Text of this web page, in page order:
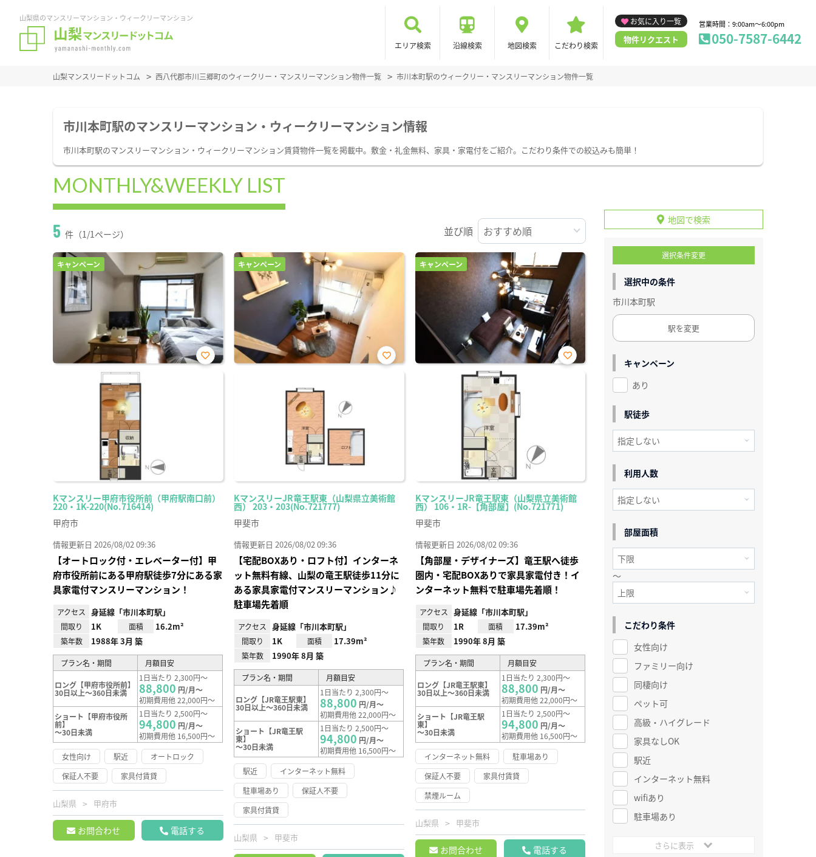
山梨県のマンスリーマンション・ウィークリーマンション
エリア検索 沿線検索 地図検索 こだわり検索
お気に入り一覧
物件リクエスト
営業時間：9:00am～6:00pm
050-7587-6442
山梨マンスリードットコム 西八代郡市川三郷町のウィークリー・マンスリーマンション物件一覧 市川本町駅のウィークリー・マンスリーマンション物件一覧
市川本町駅のマンスリーマンション・ウィークリーマンション情報
市川本町駅のマンスリーマンション・ウィークリーマンション賃貸物件一覧を掲載中。敷金・礼金無料、家具・家電付をご紹介。こだわり条件での絞込みも簡単！
MONTHLY&WEEKLY LIST
5 件（1/1ページ） 並び順
キャンペーン
Kマンスリー甲府市役所前（甲府駅南口前）
220・1K-220(No.716414)
お気
甲府市
情報更新日 2026/08/02 09:36
【オートロック付・エレベーター付】甲
府市役所前にある甲府駅徒歩7分にある家
具家電付マンスリーマンション！
アクセス 身延線「市川本町駅」
間取り 1K 面積 16.2m²
築年数 1988年 3月 築
プラン名・期間 月額目安
ロング【甲府市役所前】
30日以上～360日未満
1日当たり 2,300円～
88,800 円/月～
初期費用他 22,000円～
ショート【甲府市役所
前】
～30日未満
1日当たり 2,500円～
94,800 円/月～
初期費用他 16,500円～
女性向け
駅近
オートロック
保証人不要
家具付賃貸
山梨県 甲府市
お問合わせ 電話する
キャンペーン
KマンスリーJR竜王駅東（山梨県立美術館
西） 203・203(No.721777)
お気
甲斐市
情報更新日 2026/08/02 09:36
【宅配BOXあり・ロフト付】インターネ
ット無料有線、山梨の竜王駅徒歩11分に
ある家具家電付マンスリーマンション♪
駐車場先着順
アクセス 身延線「市川本町駅」
間取り 1K 面積 17.39m²
築年数 1990年 8月 築
プラン名・期間 月額目安
ロング【JR竜王駅東】
30日以上～360日未満
1日当たり 2,300円～
88,800 円/月～
初期費用他 22,000円～
ショート【JR竜王駅
東】
～30日未満
1日当たり 2,500円～
94,800 円/月～
初期費用他 16,500円～
駅近
インターネット無料
駐車場あり
保証人不要
家具付賃貸
山梨県 甲斐市
キャンペーン
KマンスリーJR竜王駅東（山梨県立美術館
西） 106・1R-【角部屋】(No.721771)
お気
甲斐市
情報更新日 2026/08/02 09:36
【角部屋・デザイナーズ】竜王駅へ徒歩
圏内・宅配BOXありで家具家電付き！イ
ンターネット無料で駐車場先着順！
アクセス 身延線「市川本町駅」
間取り 1R 面積 17.39m²
築年数 1990年 8月 築
プラン名・期間 月額目安
ロング【JR竜王駅東】
30日以上～360日未満
1日当たり 2,300円～
88,800 円/月～
初期費用他 22,000円～
ショート【JR竜王駅
東】
～30日未満
1日当たり 2,500円～
94,800 円/月～
初期費用他 16,500円～
インターネット無料
駐車場あり
保証人不要
家具付賃貸
禁煙ルーム
山梨県 甲斐市
お問合わせ 電話する
地図で検索
選択条件変更
選択中の条件
市川本町駅
駅を変更
キャンペーン
あり
駅徒歩
利用人数
部屋面積
～
こだわり条件
女性向け
ファミリー向け
同棲向け
ペット可
高級・ハイグレード
家具なしOK
駅近
インターネット無料
wifiあり
駐車場あり
さらに表示